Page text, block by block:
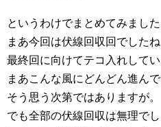
というわけでまとめてみました
まあ今回は伏線回収回でしたね
最終回に向けてテコ入れしてい
まあこんな風にどんどん進ん
そう思う次第ではありますが。
でも全部の伏線回収は無理でし